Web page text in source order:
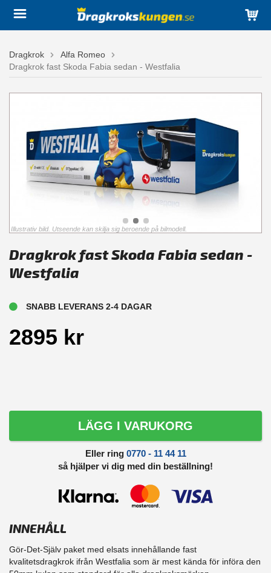
Dragkrok
Alfa Romeo
Dragkrok fast Skoda Fabia sedan - Westfalia
Illustrativ bild. Utseende kan skilja sig beroende på bilmodell.
Dragkrok fast Skoda Fabia sedan -
Westfalia
SNABB LEVERANS 2-4 DAGAR
2895 kr
LÄGG I VARUKORG
Eller ring 0770 - 11 44 11
så hjälper vi dig med din beställning!
INNEHÅLL
Gör-Det-Själv paket med elsats innehållande fast
kvalitetsdragkrok ifrån Westfalia som är mest kända för införa den